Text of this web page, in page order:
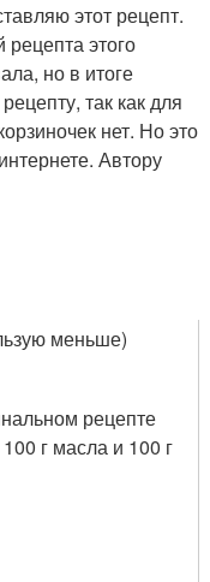
этот рецепт.
этого
но в итоге
так как для
нет. Но это
Автору
меньше)
рецепте
г масла и 100 г